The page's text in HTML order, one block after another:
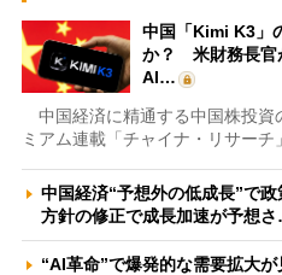
中国「Kimi K3」
か？ 米財務長官
AI…
中国経済に精通する中国株投資
ミアム連載「チャイナ・リサーチ
中国経済“予想外の低成長”で
方針の修正で成長加速が予想
“AI革命”で爆発的な需要拡大